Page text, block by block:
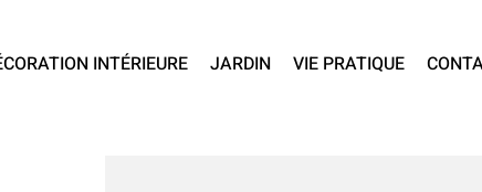
INTÉRIEURE JARDIN VIE PRATIQUE